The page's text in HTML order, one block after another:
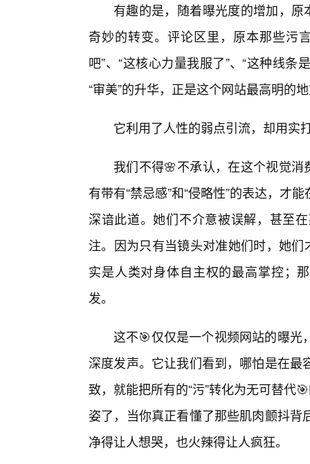
有趣的是，随着曝光度的增加，原
奇妙的转变。评论区里，原本那些污
吧”、“这核心力量我服了”、“这种线条
“审美”的升华，正是这个网站最高明的
它利用了人性的弱点引流，却用实
我们不得🌸不承认，在这个视觉消
有带有“禁忌感”和“侵略性”的表达，才
深谙此道。她们不介意被误解，甚至
注。因为只有当镜头对准她们时，她
实是人类对身体自主权的最高掌控；
发。
这不🎯仅仅是一个视频网站的曝光
深度发声。它让我们看到，哪怕是在
致，就能把所有的“污”转化为无可替代
姿了，当你真正看懂了那些肌肉颤抖
净得让人想哭，也火辣得让人疯狂。